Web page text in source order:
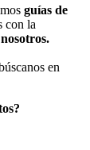
guías de
con la
en